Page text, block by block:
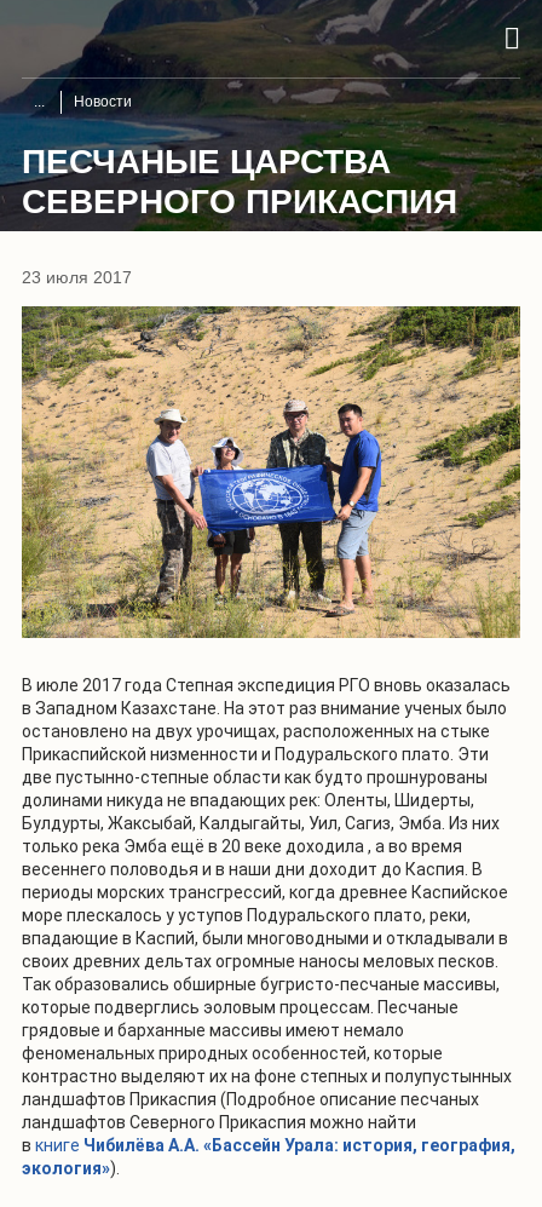
Новости
ПЕСЧАНЫЕ ЦАРСТВА
СЕВЕРНОГО ПРИКАСПИЯ
23 июля 2017
В июле 2017 года Степная экспедиция РГО вновь оказалась
в Западном Казахстане. На этот раз внимание ученых было
остановлено на двух урочищах, расположенных на стыке
Прикаспийской низменности и Подуральского плато. Эти
две пустынно-степные области как будто прошнурованы
долинами никуда не впадающих рек: Оленты, Шидерты,
Булдурты, Жаксыбай, Калдыгайты, Уил, Сагиз, Эмба. Из них
только река Эмба ещё в 20 веке доходила , а во время
весеннего половодья и в наши дни доходит до Каспия. В
периоды морских трансгрессий, когда древнее Каспийское
море плескалось у уступов Подуральского плато, реки,
впадающие в Каспий, были многоводными и откладывали в
своих древних дельтах огромные наносы меловых песков.
Так образовались обширные бугристо-песчаные массивы,
которые подверглись эоловым процессам. Песчаные
грядовые и барханные массивы имеют немало
феноменальных природных особенностей, которые
контрастно выделяют их на фоне степных и полупустынных
ландшафтов Прикаспия (Подробное описание песчаных
ландшафтов Северного Прикаспия можно найти
в книге Чибилёва А.А. «Бассейн Урала: история, география,
экология»).